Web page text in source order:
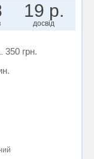
19 р.
досвід
350 грн.